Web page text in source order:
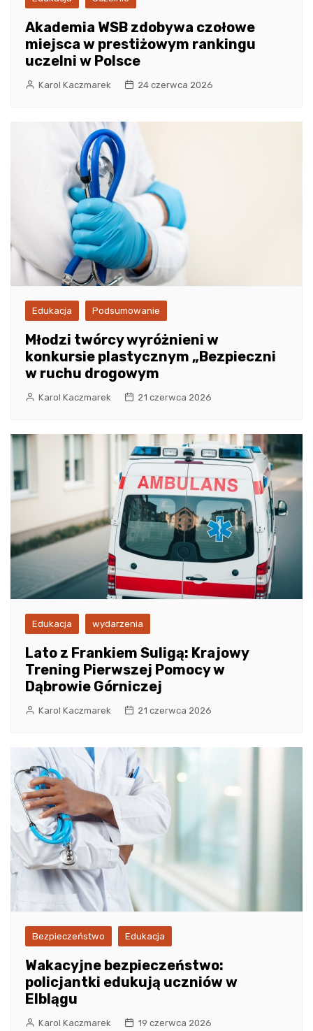
Akademia WSB zdobywa czołowe
miejsca w prestiżowym rankingu
uczelni w Polsce
Karol Kaczmarek 24 czerwca 2026
Edukacja Podsumowanie
Młodzi twórcy wyróżnieni w
konkursie plastycznym „Bezpieczni
w ruchu drogowym
Karol Kaczmarek 21 czerwca 2026
Edukacja wydarzenia
Lato z Frankiem Suligą: Krajowy
Trening Pierwszej Pomocy w
Dąbrowie Górniczej
Karol Kaczmarek 21 czerwca 2026
Bezpieczeństwo Edukacja
Wakacyjne bezpieczeństwo:
policjantki edukują uczniów w
Elblągu
Karol Kaczmarek 19 czerwca 2026